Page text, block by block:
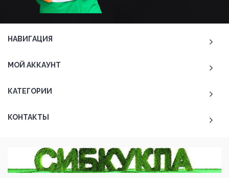
НАВИГАЦИЯ
МОЙ АККАУНТ
КАТЕГОРИИ
КОНТАКТЫ